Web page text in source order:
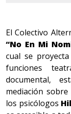
El Colectivo
“No En Mi
cual se
funciones
documental,
mediación
los psicólogos